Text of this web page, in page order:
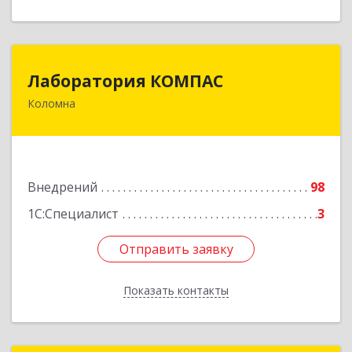
Лаборатория КОМПАС
Коломна
Внедрений
98
1С:Специалист
3
Отправить заявку
Показать контакты
140415, Московская обл, Коломна г, Л.Толстого
Отправить заявку
Назад